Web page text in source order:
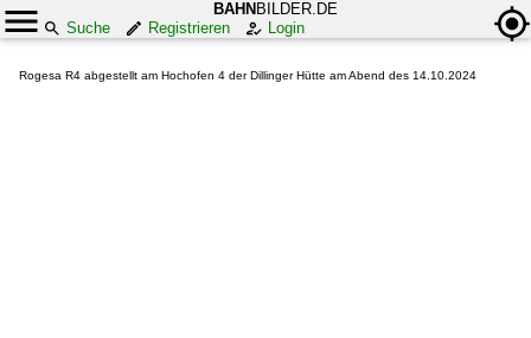
BAHN BILDER.DE
Suche
Registrieren Login
Rogesa R4 abgestellt am Hochofen 4 der Dillinger Hütte am Abend des 14.10.2024